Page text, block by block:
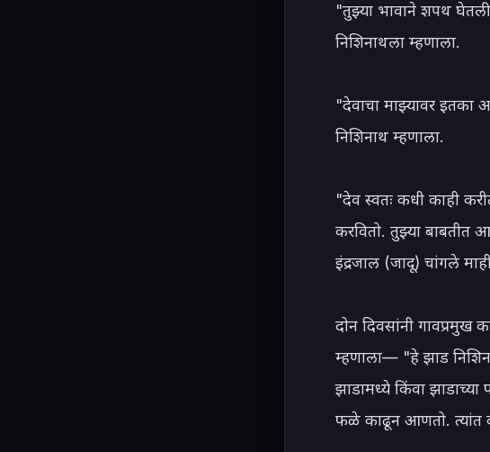
"तुझ्या भावाने शपथ
निशिनाथला म्हणाला.
"देवाचा माझ्यावर इतका
निशिनाथ म्हणाला.
"देव स्वतः कधी काही करीत
करवितो. तुझ्या बाबतीत
इंद्रजाल (जादू) चांगले
दोन दिवसांनी गावप्रमुख
म्हणाला— "हे झाड
झाडामध्ये किंवा झाडाच्या
फळे काढून आणतो. त्यांत